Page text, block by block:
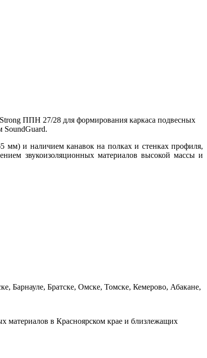
ППН 27/28 для формирования каркаса подвесных
SoundGuard.
мм) и наличием канавок на полках и стенках профиля,
звукоизоляционных материалов высокой массы и
Барнауле, Братске, Омске, Томске, Кемерово, Абакане,
материалов в Красноярском крае и близлежащих